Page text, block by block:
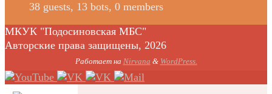
38 guests, 13 bots, 0 members
МКУК "Подосиновская МБС"
Авторские права защищены, 2026
Работает на Nirvana & WordPress.